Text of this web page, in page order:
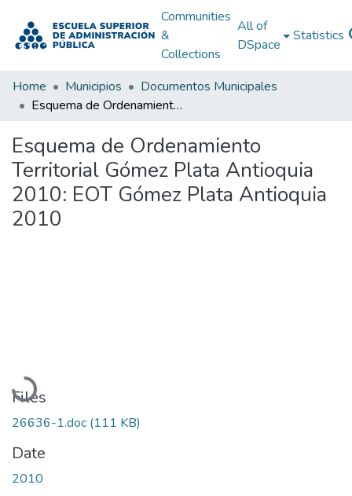
Communities
&
Collections
All of
DSpace
Statistics
Home Municipios
Documentos Municipales
Esquema de Ordenamiento Territorial Gómez Plata Antioquia 2010: EOT Gómez Plata Antioquia 2010
Esquema de Ordenamiento
Territorial Gómez Plata Antioquia
2010: EOT Gómez Plata Antioquia
2010
Loading...
Files
26636-1.doc (111 KB)
Date
2010